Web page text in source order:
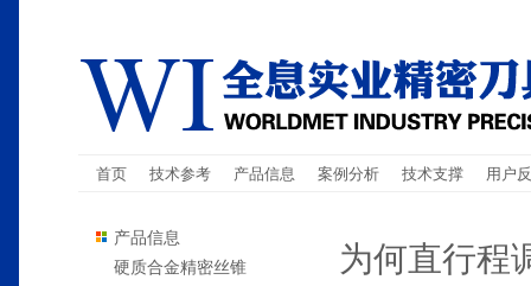
首页 技术参考 产品信息 案例分析 技术支撑 用户
产品信息
硬质合金精密丝锥
为何直行程